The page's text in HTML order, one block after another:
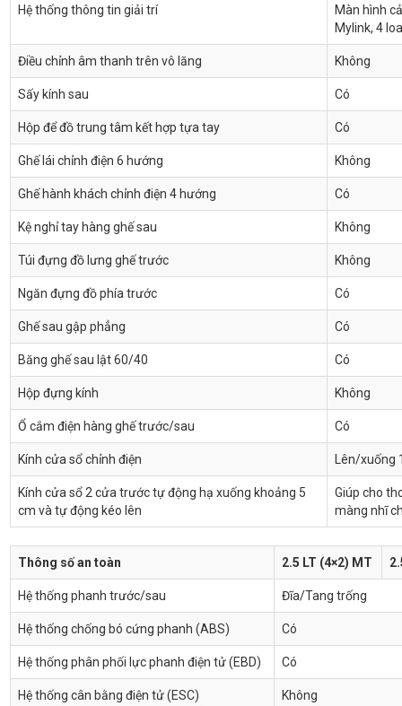
Hệ thống thông tin giải trí
Màn hình
Mylink, 4 loa
Điều chỉnh âm thanh trên vô lăng Không
Sấy kính sau Có
Hộp để đồ trung tâm kết hợp tựa tay Có
Ghế lái chỉnh điện 6 hướng Không
Ghế hành khách chỉnh điện 4 hướng Có
Kệ nghỉ tay hàng ghế sau Không
Túi đựng đồ lưng ghế trước Không
Ngăn đựng đồ phía trước Có
Ghế sau gập phẳng Có
Băng ghế sau lật 60/40 Có
Hộp đựng kính Không
Ổ cắm điện hàng ghế trước/sau Có
Kính cửa sổ chỉnh điện Lên/
Kính cửa sổ 2 cửa trước tự động hạ xuống khoảng 5
cm và tự động kéo lên
Giúp cho
màng nhĩ
Thông số an toàn 2.5 LT (4×2) MT
Hệ thống phanh trước/sau Đĩa/Tang trống
Hệ thống chống bó cứng phanh (ABS) Có
Hệ thống phân phối lực phanh điện tử (EBD) Có
Hệ thống cân bằng điện tử (ESC) Không